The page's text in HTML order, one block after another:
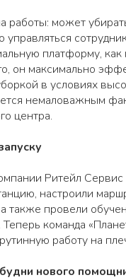
работы: может
управляться
платформу, как
он максимально
в условиях
немаловажным
центра.
Ритейл Сервис
настроили
также провели
команда
работу на
нового